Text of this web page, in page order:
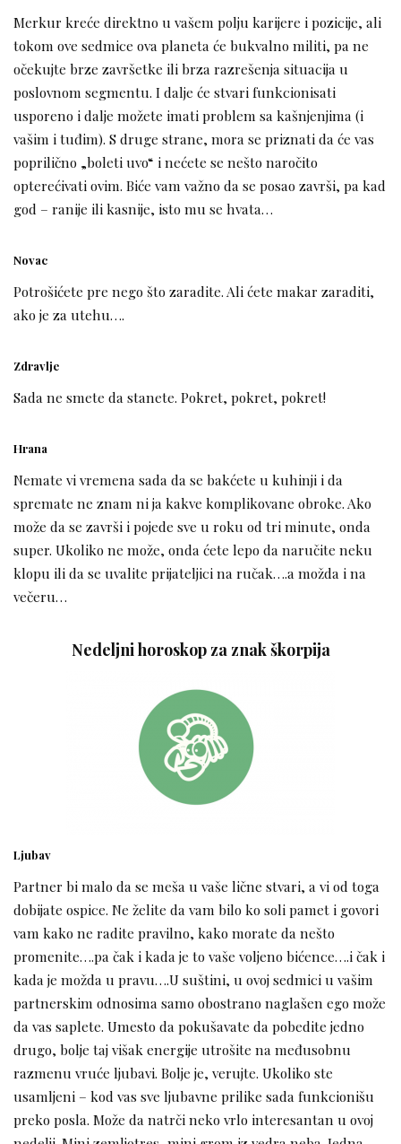
Merkur kreće direktno u vašem polju karijere i pozicije, ali
tokom ove sedmice ova planeta će bukvalno militi, pa ne
očekujte brze završetke ili brza razrešenja situacija u
poslovnom segmentu. I dalje će stvari funkcionisati
usporeno i dalje možete imati problem sa kašnjenjima (i
vašim i tuđim). S druge strane, mora se priznati da će vas
poprilično „boleti uvo“ i nećete se nešto naročito
opterećivati ovim. Biće vam važno da se posao završi, pa kad
god – ranije ili kasnije, isto mu se hvata…
Novac
Potrošićete pre nego što zaradite. Ali ćete makar zaraditi,
ako je za utehu….
Zdravlje
Sada ne smete da stanete. Pokret, pokret, pokret!
Hrana
Nemate vi vremena sada da se bakćete u kuhinji i da
spremate ne znam ni ja kakve komplikovane obroke. Ako
može da se završi i pojede sve u roku od tri minute, onda
super. Ukoliko ne može, onda ćete lepo da naručite neku
klopu ili da se uvalite prijateljici na ručak….a možda i na
večeru…
Nedeljni horoskop za znak škorpija
Ljubav
Partner bi malo da se meša u vaše lične stvari, a vi od toga
dobijate ospice. Ne želite da vam bilo ko soli pamet i govori
vam kako ne radite pravilno, kako morate da nešto
promenite….pa čak i kada je to vaše voljeno bićence….i čak i
kada je možda u pravu….U suštini, u ovoj sedmici u vašim
partnerskim odnosima samo obostrano naglašen ego može
da vas saplete. Umesto da pokušavate da pobedite jedno
drugo, bolje taj višak energije utrošite na međusobnu
razmenu vruće ljubavi. Bolje je, verujte. Ukoliko ste
usamljeni – kod vas sve ljubavne prilike sada funkcionišu
preko posla. Može da natrči neko vrlo interesantan u ovoj